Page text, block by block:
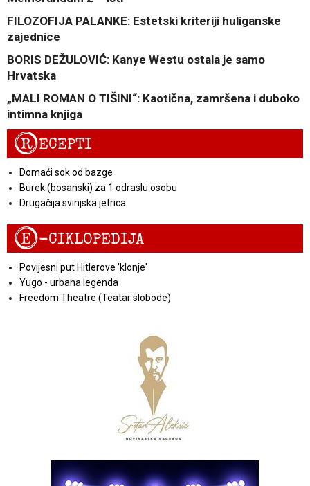
FILOZOFIJA PALANKE: Estetski kriteriji huliganske
zajednice
BORIS DEŽULOVIĆ: Kanye Westu ostala je samo
Hrvatska
„MALI ROMAN O TIŠINI“: Kaotična, zamršena i duboko
intimna knjiga
RECEPTI
Domaći sok od bazge
Burek (bosanski) za 1 odraslu osobu
Drugačija svinjska jetrica
E-CIKLOPEDIJA
Povijesni put Hitlerove 'klonje'
Yugo - urbana legenda
Freedom Theatre (Teatar slobode)